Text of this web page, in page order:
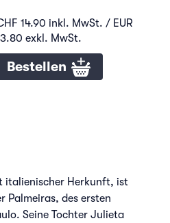
14.90 inkl. MwSt. / EUR
exkl. MwSt.
Bestellen
italienischer Herkunft, ist
Palmeiras, des ersten
Seine Tochter Julieta